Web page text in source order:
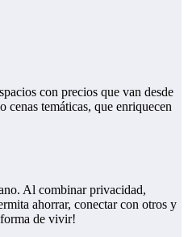
con precios que van desde
temáticas, que enriquecen
Al combinar privacidad,
ahorrar, conectar con otros y
de vivir!